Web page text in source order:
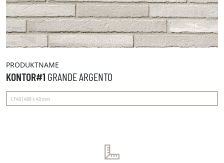
PRODUKTNAME
KONTOR#1 GRANDE ARGENTO
LF40 | 468 x 40 mm